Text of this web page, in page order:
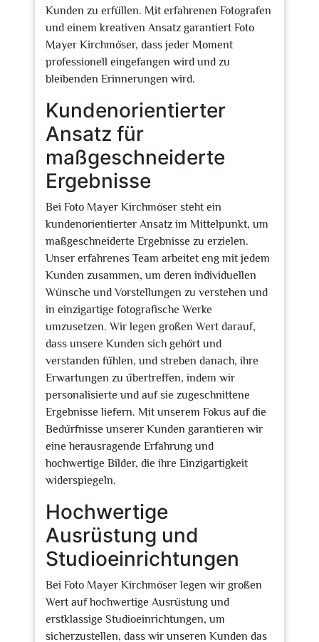
Kunden zu erfüllen. Mit erfahrenen Fotografen
und einem kreativen Ansatz garantiert Foto
Mayer Kirchmöser, dass jeder Moment
professionell eingefangen wird und zu
bleibenden Erinnerungen wird.
Kundenorientierter
Ansatz für
maßgeschneiderte
Ergebnisse
Bei Foto Mayer Kirchmöser steht ein
kundenorientierter Ansatz im Mittelpunkt, um
maßgeschneiderte Ergebnisse zu erzielen.
Unser erfahrenes Team arbeitet eng mit jedem
Kunden zusammen, um deren individuellen
Wünsche und Vorstellungen zu verstehen und
in einzigartige fotografische Werke
umzusetzen. Wir legen großen Wert darauf,
dass unsere Kunden sich gehört und
verstanden fühlen, und streben danach, ihre
Erwartungen zu übertreffen, indem wir
personalisierte und auf sie zugeschnittene
Ergebnisse liefern. Mit unserem Fokus auf die
Bedürfnisse unserer Kunden garantieren wir
eine herausragende Erfahrung und
hochwertige Bilder, die ihre Einzigartigkeit
widerspiegeln.
Hochwertige
Ausrüstung und
Studioeinrichtungen
Bei Foto Mayer Kirchmöser legen wir großen
Wert auf hochwertige Ausrüstung und
erstklassige Studioeinrichtungen, um
sicherzustellen, dass wir unseren Kunden das